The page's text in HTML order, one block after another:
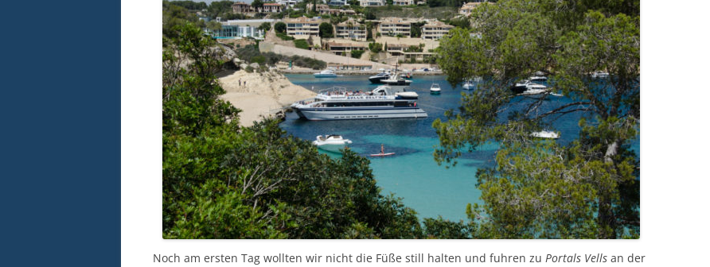
Noch am ersten Tag wollten wir nicht die Füße still halten und fuhren zu Portals Vells an der